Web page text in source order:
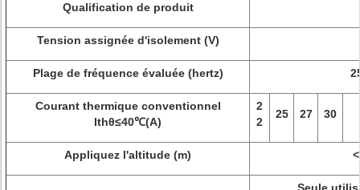
Qualification de produit
Tension assignée d'isolement (V)
Plage de fréquence évaluée (hertz)
Courant thermique conventionnel
Ithθ≤40℃(A)
2
2
25 27 30
Appliquez l'altitude (m)